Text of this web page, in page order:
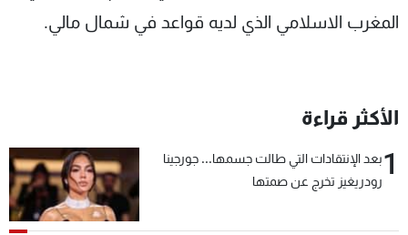
المغرب الاسلامي الذي لديه قواعد في شمال مالي.
الأكثر قراءة
1بعد الإنتقادات التي طالت جسمها... جورجينا
رودريغيز تخرج عن صمتها